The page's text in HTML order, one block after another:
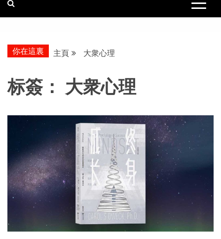
你在這裏 主頁 大衆心理
标簽： 大衆心理